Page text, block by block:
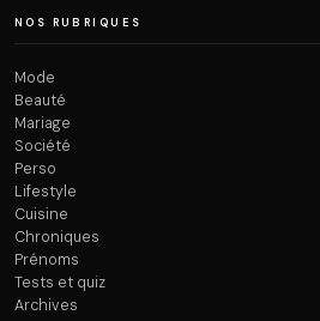
NOS RUBRIQUES
Mode
Beauté
Mariage
Société
Perso
Lifestyle
Cuisine
Chroniques
Prénoms
Tests et quiz
Archives